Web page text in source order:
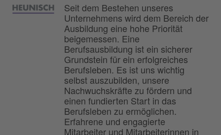
Seit dem Bestehen unseres
Unternehmens wird dem Bereich der
Ausbildung eine hohe Priorität
beigemessen. Eine
Berufsausbildung ist ein sicherer
Grundstein für ein erfolgreiches
Berufsleben. Es ist uns wichtig
selbst auszubilden, unsere
Nachwuchskräfte zu fördern und
einen fundierten Start in das
Berufsleben zu ermöglichen.
Erfahrene und engagierte
Mitarbeiter und Mitarbeiterinnen in